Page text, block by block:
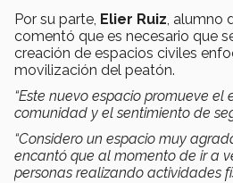
Por su parte, Elier Ruiz, alumno
comentó que es necesario que
creación de espacios civiles
movilización del peatón.
“Este nuevo espacio promueve
comunidad y el sentimiento de
“Considero un espacio muy
encantó que al momento de ir a
personas realizando actividades